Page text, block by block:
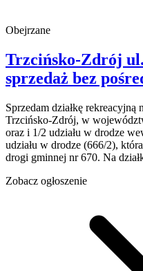
Obejrzane
Trzcińsko-Zdrój
sprzedaż bez
Sprzedam działkę
Trzcińsko-Zdrój, w
oraz i 1/2 udziału w drodze
udziału w drodze (666/2),
drogi gminnej nr 670. Na
Zobacz ogłoszenie